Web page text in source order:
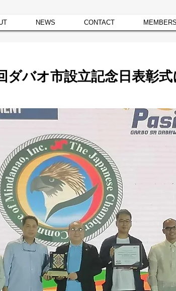
NEWS CONTACT MEMBERS
バオ市設立記念日表彰